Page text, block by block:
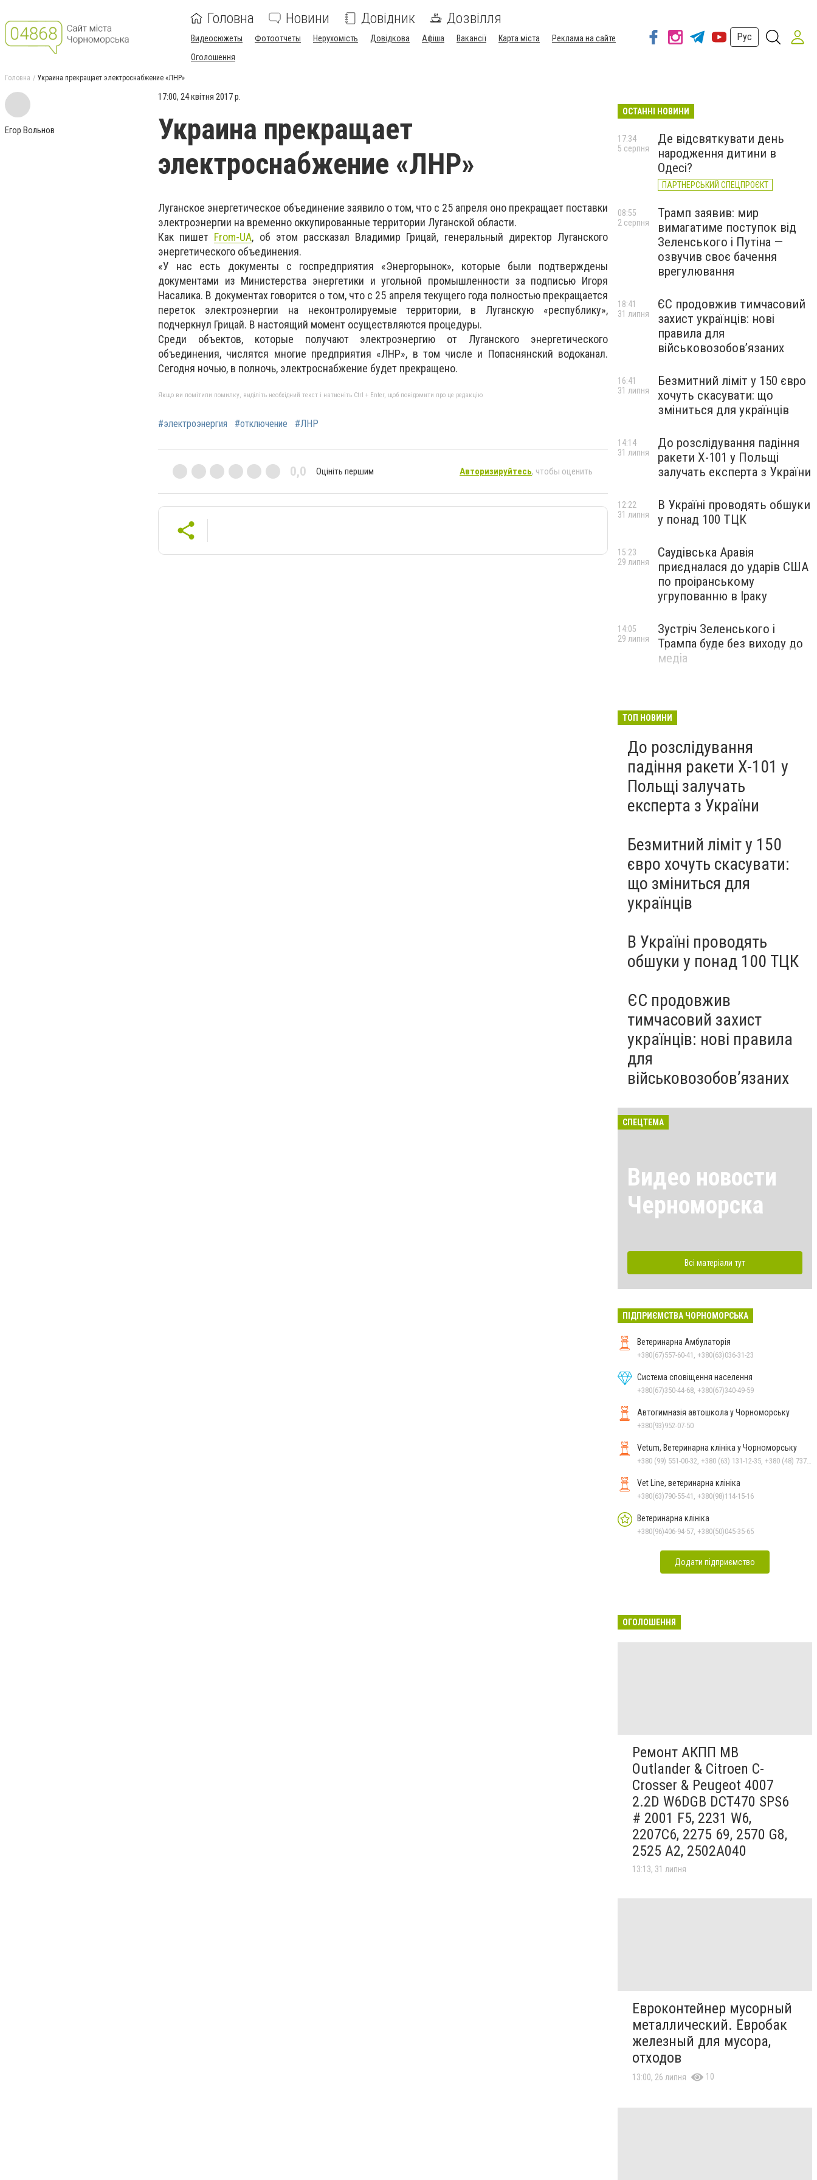
Головна Новини Довідник Дозвілля
Видеосюжеты Фотоотчеты Нерухомість Довідкова Афіша Вакансії Карта міста
Реклама на сайте
Оголошення
Рус
Головна Украина прекращает электроснабжение «ЛНР»
Егор Вольнов
17:00, 24 квітня 2017 р.
Украина прекращает
электроснабжение «ЛНР»
Луганское энергетическое объединение заявило о том, что с 25 апреля оно прекращает поставки
электроэнергии на временно оккупированные территории Луганской области.
Как пишет From-UA, об этом рассказал Владимир Грицай, генеральный директор Луганского
энергетического объединения.
«У нас есть документы с госпредприятия «Энергорынок», которые были подтверждены
документами из Министерства энергетики и угольной промышленности за подписью Игоря
Насалика. В документах говорится о том, что с 25 апреля текущего года полностью прекращается
переток электроэнергии на неконтролируемые территории, в Луганскую «республику»,
подчеркнул Грицай. В настоящий момент осуществляются процедуры.
Среди объектов, которые получают электроэнергию от Луганского энергетического
объединения, числятся многие предприятия «ЛНР», в том числе и Попаснянский водоканал.
Сегодня ночью, в полночь, электроснабжение будет прекращено.
Якщо ви помітили помилку, виділіть необхідний текст і натисніть Ctrl + Enter, щоб повідомити про це редакцію
#электроэнергия #отключение #ЛНР
0,0 Оцініть першим Авторизируйтесь, чтобы оценить
ОСТАННІ НОВИНИ
Де відсвяткувати день
народження дитини в
Одесі?
ПАРТНЕРСЬКИЙ СПЕЦПРОЄКТ
17:34
5 серпня
Трамп заявив: мир
вимагатиме поступок від
Зеленського і Путіна —
озвучив своє бачення
врегулювання
08:55
2 серпня
ЄС продовжив тимчасовий
захист українців: нові
правила для
військовозобов’язаних
18:41
31 липня
Безмитний ліміт у 150 євро
хочуть скасувати: що
зміниться для українців
16:41
31 липня
До розслідування падіння
ракети Х-101 у Польщі
залучать експерта з України
14:14
31 липня
В Україні проводять обшуки
у понад 100 ТЦК
12:22
31 липня
Саудівська Аравія
приєдналася до ударів США
по проіранському
угрупованню в Іраку
15:23
29 липня
Зустріч Зеленського і
Трампа буде без виходу до
медіа
14:05
29 липня
ТОП НОВИНИ
До розслідування
падіння ракети Х-101 у
Польщі залучать
експерта з України
Безмитний ліміт у 150
євро хочуть скасувати:
що зміниться для
українців
В Україні проводять
обшуки у понад 100 ТЦК
ЄС продовжив
тимчасовий захист
українців: нові правила
для
військовозобов’язаних
СПЕЦТЕМА
Видео новости
Черноморска
Всі матеріали тут
ПІДПРИЄМСТВА ЧОРНОМОРСЬКА
Ветеринарна Амбулаторія
+380(67)557-60-41, +380(63)036-31-23
Система сповіщення населення
+380(67)350-44-68, +380(67)340-49-59
Автогимназія автошкола у Чорноморську
+380(93)952-07-50
Vetum, Ветеринарна клініка у Чорноморську
Vet Line, ветеринарна клініка
+380(63)790-55-41, +380(98)114-15-16
Ветеринарна клініка
+380(96)406-94-57, +380(50)045-35-65
Додати підприємство
ОГОЛОШЕННЯ
Ремонт АКПП MB
Outlander & Citroen C-
Crosser & Peugeot 4007
2.2D W6DGB DCT470 SPS6
# 2001 F5, 2231 W6,
2207C6, 2275 69, 2570 G8,
2525 A2, 2502A040
13:13, 31 липня
Евроконтейнер мусорный
металлический. Евробак
железный для мусора,
отходов
13:00, 26 липня 10